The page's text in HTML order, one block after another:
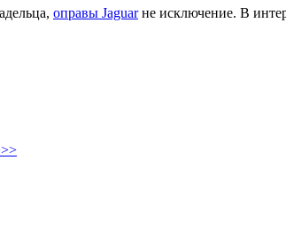
оправы Jaguarне исключение. В